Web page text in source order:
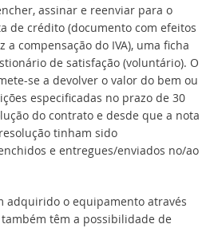
assinar e reenviar para o
de crédito (documento com efeitos
compensação do IVA), uma ficha
de satisfação (voluntário). O
se a devolver o valor do bem ou
especificadas no prazo de 30
do contrato e desde que a nota
tinham sido
e entregues/enviados no/ao
adquirido o equipamento através
têm a possibilidade de